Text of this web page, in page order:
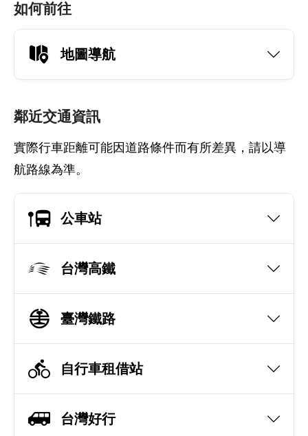
如何前往
地圖導航
鄰近交通資訊
實際行車距離可能因道路條件而有所差異，請以導
航路線為準。
公車站
台灣高鐵
臺灣鐵路
自行車租借站
台灣好行